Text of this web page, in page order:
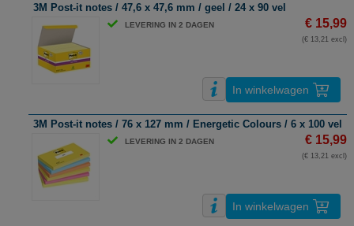
3M Post-it notes / 47,6 x 47,6 mm / geel / 24 x 90 vel
LEVERING IN 2 DAGEN € 15,99
(€ 13,21 excl)
In winkelwagen
3M Post-it notes / 76 x 127 mm / Energetic Colours / 6 x 100 vel
LEVERING IN 2 DAGEN € 15,99
(€ 13,21 excl)
In winkelwagen